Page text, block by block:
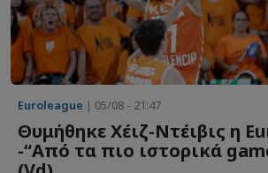
Euroleague | 05/08 - 21:47
Θυμήθηκε Χέιζ-Ντέιβις η
-“Από τα πιο ιστορικά